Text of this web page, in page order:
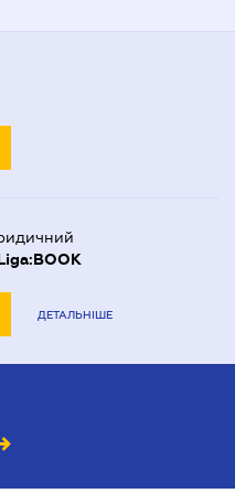
ДЕТАЛЬНІШЕ